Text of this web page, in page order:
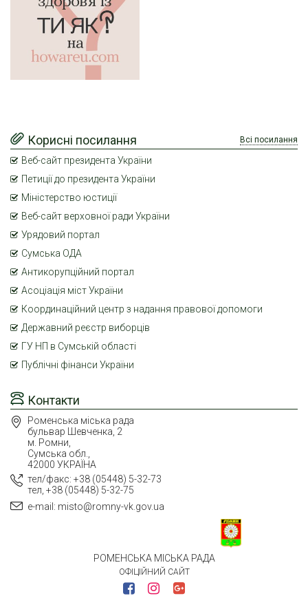
РОМЕНСЬКА МІСЬКА РАДА
ОФІЦІЙНИЙ САЙТ
Контакти
Роменська міська рада
бульвар Шевченка, 2
м. Ромни,
Сумська обл.,
42000 УКРАЇНА
тел/факс: +38 (05448) 5-32-73
тел, +38 (05448) 5-32-75
e-mail: misto@romny-vk.gov.ua
Корисні посилання Всі посилання
Веб-сайт президента України
Петиції до президента України
Міністерство юстиції
Веб-сайт верховної ради України
Урядовий портал
Сумська ОДА
Антикорупційний портал
Асоціація міст України
Координаційний центр з надання правової допомоги
Державний реєстр виборців
ГУ НП в Сумській області
Публічні фінанси України